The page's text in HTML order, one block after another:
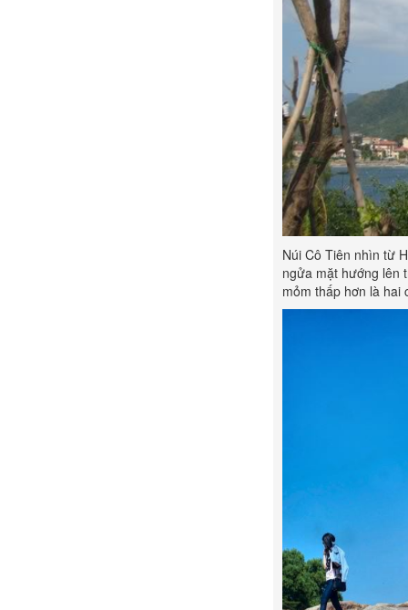
Núi Cô Tiên nhìn từ
ngửa mặt hướng lên
mỏm thấp hơn là hai